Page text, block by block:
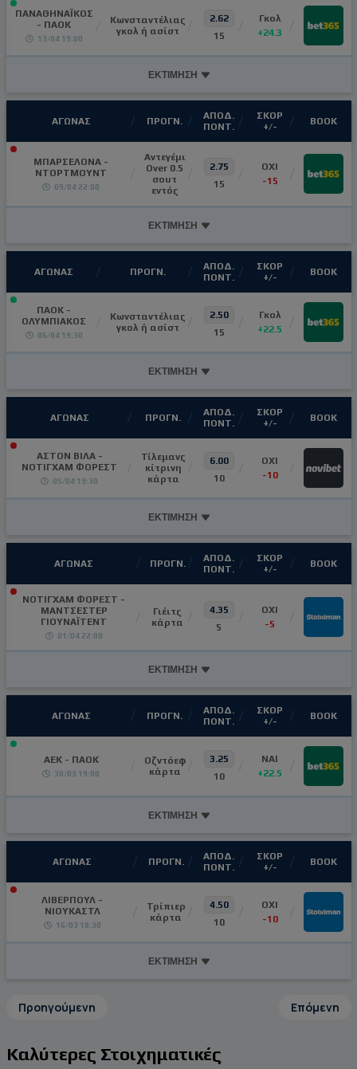
ΠΑΝΑΘΗΝΑΪΚΟΣ
- ΠΑΟΚ
13/04 19:00
Κωνσταντέλιας
γκολ ή ασίστ
2.62
15
Γκολ
+24.3
ΕΚΤΙΜΗΣΗ
ΑΓΩΝΑΣ ΠΡΟΓΝ.
ΑΠΟΔ.
ΠΟΝΤ.
ΣΚΟΡ
+/-
ΒΟΟΚ
ΜΠΑΡΣΕΛΟΝΑ -
ΝΤΟΡΤΜΟΥΝΤ
09/04 22:00
Αντεγέμι
Over 0.5
σουτ
εντός
2.75
15
ΟΧΙ
-15
ΕΚΤΙΜΗΣΗ
ΑΓΩΝΑΣ ΠΡΟΓΝ.
ΑΠΟΔ.
ΠΟΝΤ.
ΣΚΟΡ
+/-
ΒΟΟΚ
ΠΑΟΚ -
ΟΛΥΜΠΙΑΚΟΣ
06/04 19:30
Κωνσταντέλιας
γκολ ή ασίστ
2.50
15
Γκολ
+22.5
ΕΚΤΙΜΗΣΗ
ΑΓΩΝΑΣ ΠΡΟΓΝ.
ΑΠΟΔ.
ΠΟΝΤ.
ΣΚΟΡ
+/-
ΒΟΟΚ
ΑΣΤΟΝ ΒΙΛΑ -
ΝΟΤΙΓΧΑΜ ΦΟΡΕΣΤ
05/04 19:30
Τίλεμανς
κίτρινη
κάρτα
6.00
10
OXI
-10
ΕΚΤΙΜΗΣΗ
ΑΓΩΝΑΣ ΠΡΟΓΝ.
ΑΠΟΔ.
ΠΟΝΤ.
ΣΚΟΡ
+/-
ΒΟΟΚ
ΝΟΤΙΓΧΑΜ ΦΟΡΕΣΤ -
ΜΑΝΤΣΕΣΤΕΡ
ΓΙΟΥΝΑΪΤΕΝΤ
01/04 22:00
Γιέιτς
κάρτα
4.35
5
ΟΧΙ
-5
ΕΚΤΙΜΗΣΗ
ΑΓΩΝΑΣ ΠΡΟΓΝ.
ΑΠΟΔ.
ΠΟΝΤ.
ΣΚΟΡ
+/-
ΒΟΟΚ
AEK - ΠΑΟΚ
30/03 19:00
Οζντόεφ
κάρτα
3.25
10
ΝΑΙ
+22.5
ΕΚΤΙΜΗΣΗ
ΑΓΩΝΑΣ ΠΡΟΓΝ.
ΑΠΟΔ.
ΠΟΝΤ.
ΣΚΟΡ
+/-
ΒΟΟΚ
ΛΙΒΕΡΠΟΥΛ -
ΝΙΟΥΚΑΣΤΛ
16/03 18:30
Τρίπιερ
κάρτα
4.50
10
OXI
-10
ΕΚΤΙΜΗΣΗ
Προηγούμενη Επόμενη
Καλύτερες Στοιχηματικές